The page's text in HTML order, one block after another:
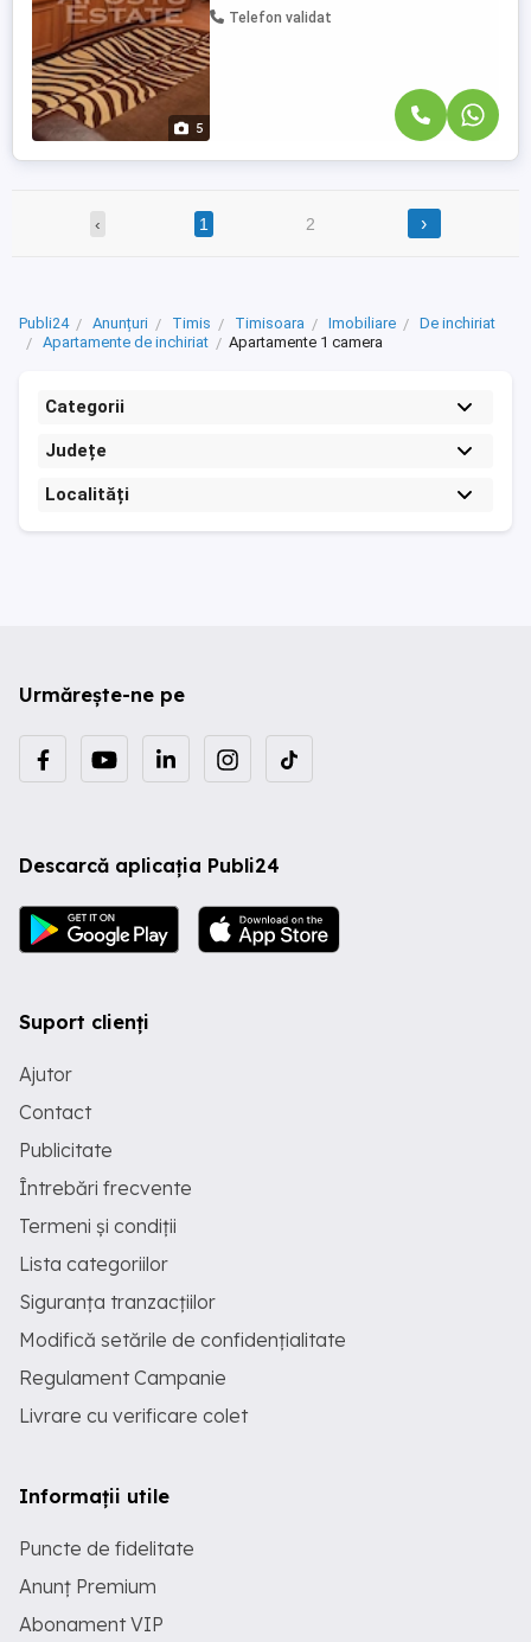
5
Telefon validat
‹ 1 2 ›
Publi24 Anunțuri Timis Timisoara Imobiliare
De inchiriat
Apartamente de inchiriat
Apartamente 1 camera
Categorii
Județe
Localități
Urmărește-ne pe
Descarcă aplicația Publi24
Suport clienți
Ajutor
Contact
Publicitate
Întrebări frecvente
Termeni și condiții
Lista categoriilor
Siguranța tranzacțiilor
Modifică setările de confidențialitate
Regulament Campanie
Livrare cu verificare colet
Informații utile
Puncte de fidelitate
Anunț Premium
Abonament VIP